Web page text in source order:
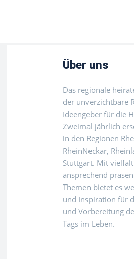
Über uns
Das regionale
der unverzichtbare
Ideengeber für die
Zweimal jährlich
in den Regionen
RheinNeckar,
Stuttgart. Mit
ansprechend
Themen bietet es
und Inspiration für
und Vorbereitung
Tags im Leben.